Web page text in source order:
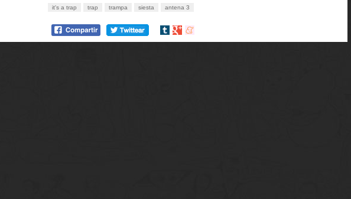
it's a trap trap trampa siesta antena 3
Compartir
Compartir
Compartir